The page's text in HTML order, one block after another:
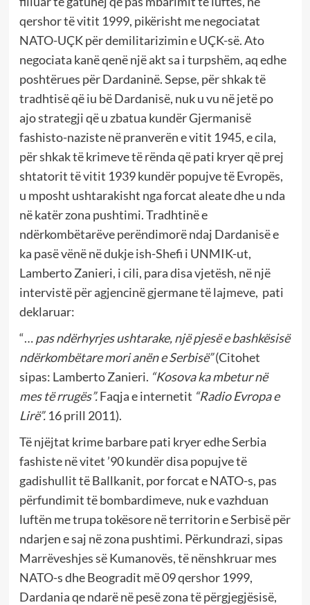
qershor të vitit 1999, pikërisht me negociatat
NATO-UÇK për demilitarizimin e UÇK-së. Ato
negociata kanë qenë një akt sa i turpshëm, aq edhe
poshtërues për Dardaninë. Sepse, për shkak të
tradhtisë që iu bë Dardanisë, nuk u vu në jetë po
ajo strategji që u zbatua kundër Gjermanisë
fashisto-naziste në pranverën e vitit 1945, e cila,
për shkak të krimeve të rënda që pati kryer që prej
shtatorit të vitit 1939 kundër popujve të Evropës,
u mposht ushtarakisht nga forcat aleate dhe u nda
në katër zona pushtimi. Tradhtinë e
ndërkombëtarëve perëndimorë ndaj Dardanisë e
ka pasë vënë në dukje ish-Shefi i UNMIK-ut,
Lamberto Zanieri, i cili, para disa vjetësh, në një
intervistë për agjencinë gjermane të lajmeve, pati
deklaruar:
“…pas ndërhyrjes ushtarake, një pjesë e bashkësisë
ndërkombëtare mori anën e Serbisë”(Citohet
sipas: Lamberto Zanieri. “Kosova ka mbetur në
mes të rrugës”.Faqja e internetit “Radio Evropa e
Lirë”. 16 prill 2011).
Të njëjtat krime barbare pati kryer edhe Serbia
fashiste në vitet ’90 kundër disa popujve të
gadishullit të Ballkanit, por forcat e NATO-s, pas
përfundimit të bombardimeve, nuk e vazhduan
luftën me trupa tokësore në territorin e Serbisë për
ndarjen e saj në zona pushtimi. Përkundrazi, sipas
Marrëveshjes së Kumanovës, të nënshkruar mes
NATO-s dhe Beogradit më 09 qershor 1999,
Dardania qe ndarë në pesë zona të përgjegjësisë,